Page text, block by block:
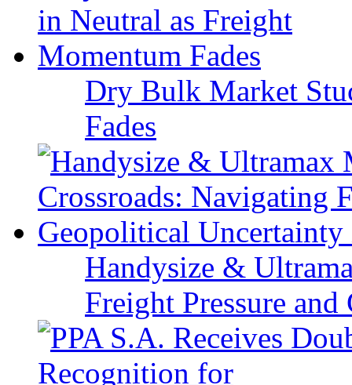
Dry Bulk Market
Fades
Handysize &
Freight Pressure